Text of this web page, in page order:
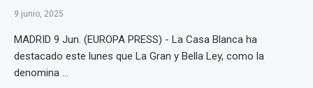
9 junio, 2025
MADRID 9 Jun. (EUROPA PRESS) - La Casa Blanca ha
destacado este lunes que La Gran y Bella Ley, como la
denomina ...